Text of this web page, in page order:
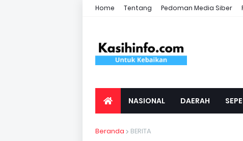
Home Tentang Pedoman Media Siber
NASIONAL DAERAH
Beranda BERITA